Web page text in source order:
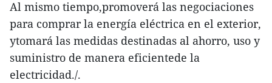
Al mismo tiempo,promoverá las negociaciones
para comprar la energía eléctrica en el exterior,
ytomará las medidas destinadas al ahorro, uso y
suministro de manera eficientede la
electricidad./.